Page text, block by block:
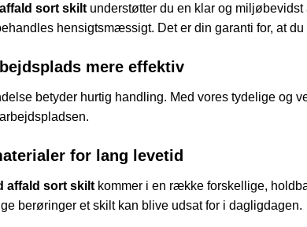
sort skilt understøtter du en klar og
hensigtsmæssigt. Det er din garanti for, at
mere effektiv
betyder hurtig handling. Med vores tydelige og
for lang levetid
affald sort skilt kommer i en række forskellige,
berøringer et skilt kan blive udsat for i dagligdagen.